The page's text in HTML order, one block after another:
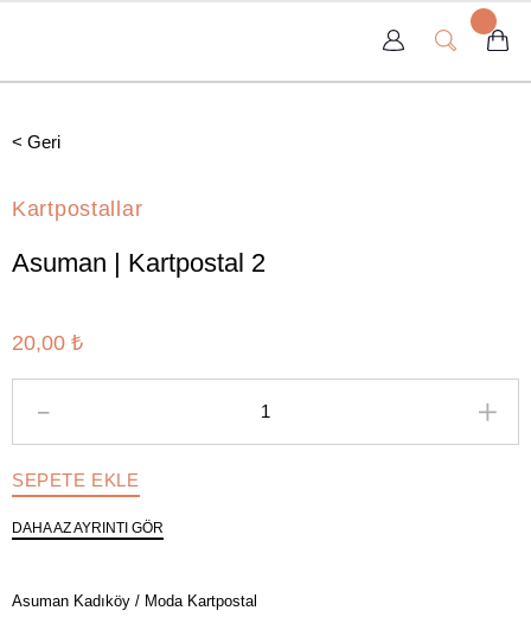
< Geri
Kartpostallar
Asuman | Kartpostal 2
20,00 ₺
SEPETE EKLE
DAHA AZ AYRINTI GÖR
Asuman Kadıköy / Moda Kartpostal